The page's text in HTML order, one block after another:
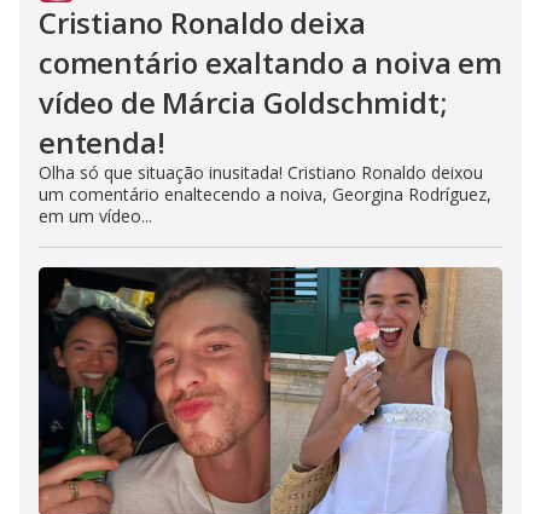
Cristiano Ronaldo deixa
comentário exaltando a noiva em
vídeo de Márcia Goldschmidt;
entenda!
Olha só que situação inusitada! Cristiano Ronaldo deixou
um comentário enaltecendo a noiva, Georgina Rodríguez,
em um vídeo...